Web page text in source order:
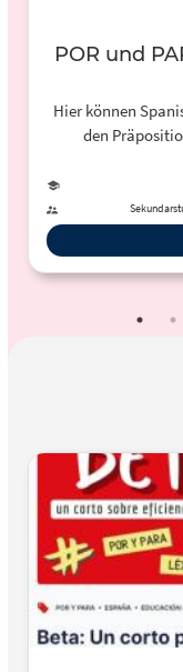
POR und
Hier können
den